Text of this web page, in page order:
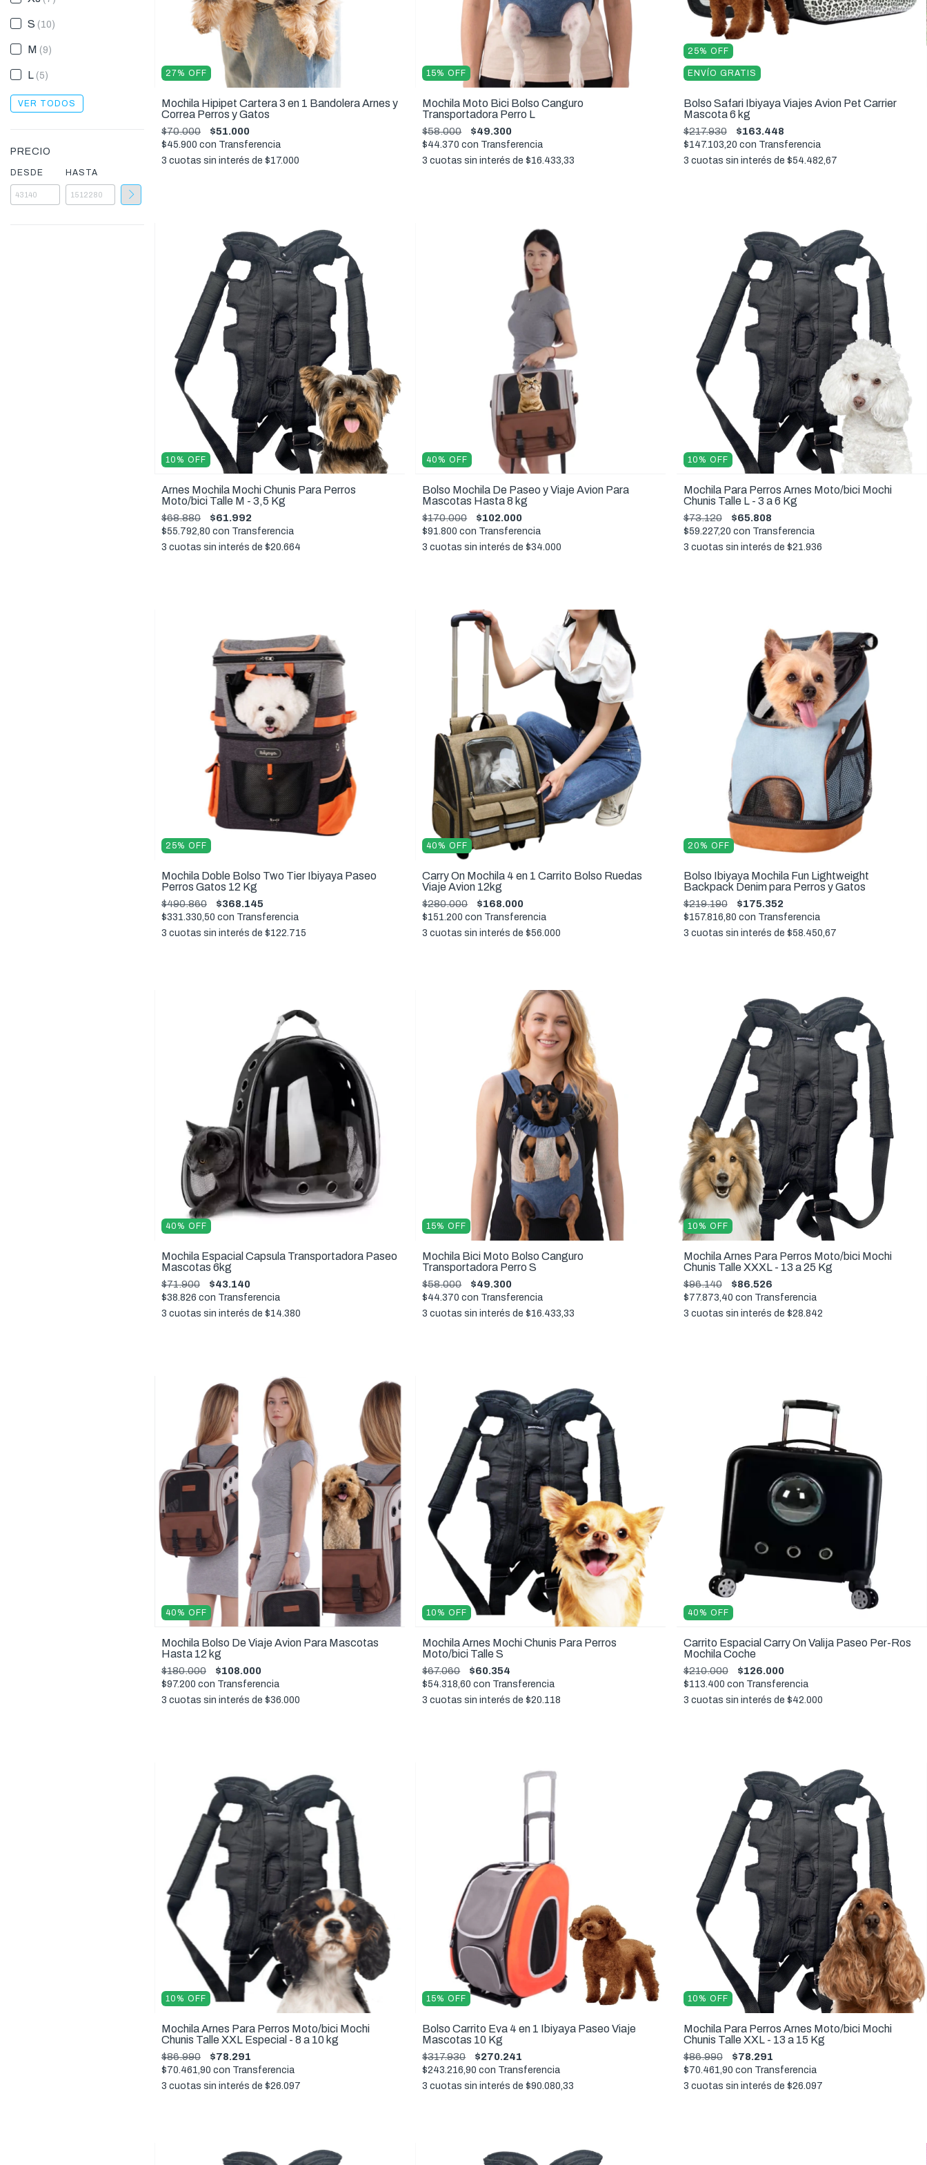
S (10)
M (9)
L (5)
VER TODOS
PRECIO
DESDE HASTA
27% OFF
Mochila Hipipet Cartera 3 en 1 Bandolera Arnes y
Correa Perros y Gatos
$70.000 $51.000
$45.900 con Transferencia
3 cuotas sin interés de $17.000
15%OFF
Mochila Moto Bici Bolso Canguro
Transportadora Perro L
$58.000 $49.300
$44.370con Transferencia
3 cuotas sin interés de$16.433,33
25% OFF
ENVÍO GRATIS
Bolso Safari Ibiyaya Viajes Avion Pet Carrier
Mascota 6 kg
$217.930 $163.448
$147.103,20 con Transferencia
3 cuotas sin interés de $54.482,67
10% OFF
Arnes Mochila Mochi Chunis Para Perros
Moto/bici Talle M - 3,5 Kg
$68.880 $61.992
$55.792,80 con Transferencia
3 cuotas sin interés de $20.664
40%OFF
Bolso Mochila De Paseo y Viaje Avion Para
Mascotas Hasta 8 kg
$170.000 $102.000
$91.800con Transferencia
3 cuotas sin interés de$34.000
10% OFF
Mochila Para Perros Arnes Moto/bici Mochi
Chunis Talle L - 3 a 6 Kg
$73.120 $65.808
$59.227,20 con Transferencia
3 cuotas sin interés de $21.936
25% OFF
Mochila Doble Bolso Two Tier Ibiyaya Paseo
Perros Gatos 12 Kg
$490.860 $368.145
$331.330,50 con Transferencia
3 cuotas sin interés de $122.715
40%OFF
Carry On Mochila 4 en 1 Carrito Bolso Ruedas
Viaje Avion 12kg
$280.000 $168.000
$151.200con Transferencia
3 cuotas sin interés de$56.000
20% OFF
Bolso Ibiyaya Mochila Fun Lightweight
Backpack Denim para Perros y Gatos
$219.190 $175.352
$157.816,80 con Transferencia
3 cuotas sin interés de $58.450,67
40% OFF
Mochila Espacial Capsula Transportadora Paseo
Mascotas 6kg
$71.900 $43.140
$38.826 con Transferencia
3 cuotas sin interés de $14.380
15%OFF
Mochila Bici Moto Bolso Canguro
Transportadora Perro S
$58.000 $49.300
$44.370con Transferencia
3 cuotas sin interés de$16.433,33
10% OFF
Mochila Arnes Para Perros Moto/bici Mochi
Chunis Talle XXXL - 13 a 25 Kg
$96.140 $86.526
$77.873,40 con Transferencia
3 cuotas sin interés de $28.842
40% OFF
Mochila Bolso De Viaje Avion Para Mascotas
Hasta 12 kg
$180.000 $108.000
$97.200 con Transferencia
3 cuotas sin interés de $36.000
10%OFF
Mochila Arnes Mochi Chunis Para Perros
Moto/bici Talle S
$67.060 $60.354
$54.318,60con Transferencia
3 cuotas sin interés de$20.118
40% OFF
Carrito Espacial Carry On Valija Paseo Per-Ros
Mochila Coche
$210.000 $126.000
$113.400 con Transferencia
3 cuotas sin interés de $42.000
10% OFF
Mochila Arnes Para Perros Moto/bici Mochi
Chunis Talle XXL Especial - 8 a 10 kg
$86.990 $78.291
$70.461,90 con Transferencia
3 cuotas sin interés de $26.097
15%OFF
Bolso Carrito Eva 4 en 1 Ibiyaya Paseo Viaje
Mascotas 10 Kg
$317.930 $270.241
$243.216,90con Transferencia
3 cuotas sin interés de$90.080,33
10% OFF
Mochila Para Perros Arnes Moto/bici Mochi
Chunis Talle XXL - 13 a 15 Kg
$86.990 $78.291
$70.461,90 con Transferencia
3 cuotas sin interés de $26.097